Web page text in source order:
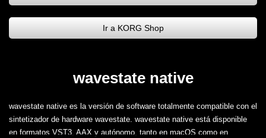
Ir a KORG Shop
wavestate native
wavestate native es la versión de software totalmente compatible con el
sintetizador de hardware wavestate. wavestate native está disponible
en formatos VST3, AAX y autónomo, tanto en macOS como en